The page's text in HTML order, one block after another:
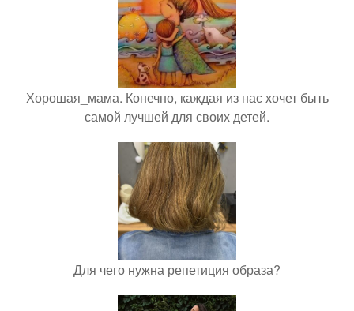
Хорошая_мама. Конечно, каждая из нас хочет быть
самой лучшей для своих детей.
Для чего нужна репетиция образа?